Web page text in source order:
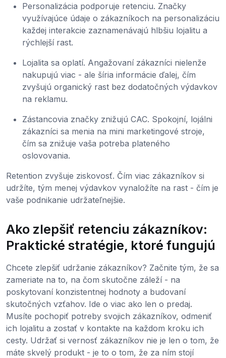
Personalizácia podporuje retenciu. Značky
využívajúce údaje o zákazníkoch na personalizáciu
každej interakcie zaznamenávajú hlbšiu lojalitu a
rýchlejší rast.
Lojalita sa oplatí. Angažovaní zákazníci nielenže
nakupujú viac - ale šíria informácie ďalej, čím
zvyšujú organický rast bez dodatočných výdavkov
na reklamu.
Zástancovia značky znižujú CAC. Spokojní, lojálni
zákazníci sa menia na mini marketingové stroje,
čím sa znižuje vaša potreba plateného
oslovovania.
Retention zvyšuje ziskovosť. Čím viac zákazníkov si
udržíte, tým menej výdavkov vynaložíte na rast - čím je
vaše podnikanie udržateľnejšie.
Ako zlepšiť retenciu zákazníkov:
Praktické stratégie, ktoré fungujú
Chcete zlepšiť udržanie zákazníkov? Začnite tým, že sa
zameriate na to, na čom skutočne záleží - na
poskytovaní konzistentnej hodnoty a budovaní
skutočných vzťahov. Ide o viac ako len o predaj.
Musíte pochopiť potreby svojich zákazníkov, odmeniť
ich lojalitu a zostať v kontakte na každom kroku ich
cesty. Udržať si vernosť zákazníkov nie je len o tom, že
máte skvelý produkt - je to o tom, že za ním stojí